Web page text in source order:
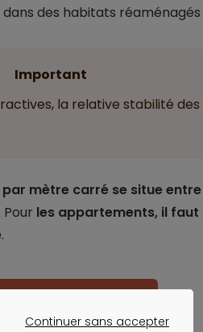
des habitats
Important
la relative stabilité des
mètre carré se situe entre
Pour les appartements, il
.
Continuer sans accepter